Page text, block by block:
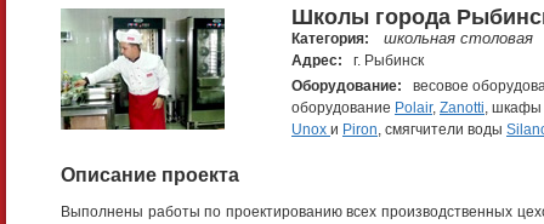
Школы города
Категория: школьная столовая
Адрес:
г. Рыбинск
Оборудование: весовое
оборудование Polair, Zanotti, шкафы
Unox и Piron, смягчители воды
Описание проекта
Выполнены работы по проектированию всех производственных